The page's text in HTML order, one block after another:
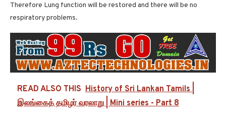
Therefore Lung function will be restored and there will be no
respiratory problems.
READ ALSO THIS History of Sri Lankan Tamils |
இலங்கைத் தமிழர் வரலாறு | Mini series - Part 8